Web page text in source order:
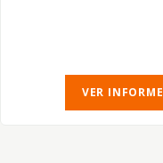
VER INFORME